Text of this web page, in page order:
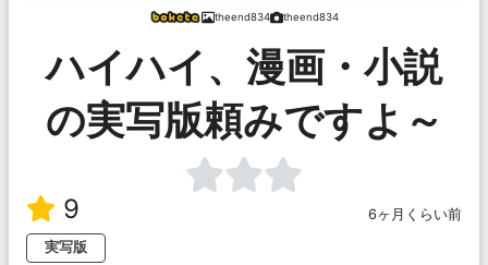
theend834 theend834
ハイハイ、漫画・小説
の実写版頼みですよ～
9
6ヶ月くらい前
実写版